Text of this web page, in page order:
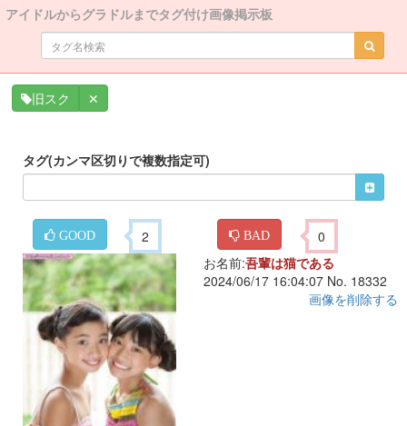
アイドルからグラドルまでタグ付け画像掲示板
旧スク ✕
タグ(カンマ区切りで複数指定可)
GOOD 2 BAD 0
お名前:吾輩は猫である
2024/06/17 16:04:07 No. 18332
画像を削除する